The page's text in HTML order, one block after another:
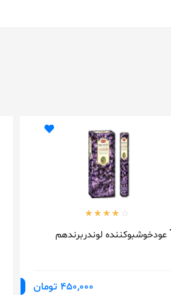
عودخوشبوکننده لوندربرندهم
450,000 تومان